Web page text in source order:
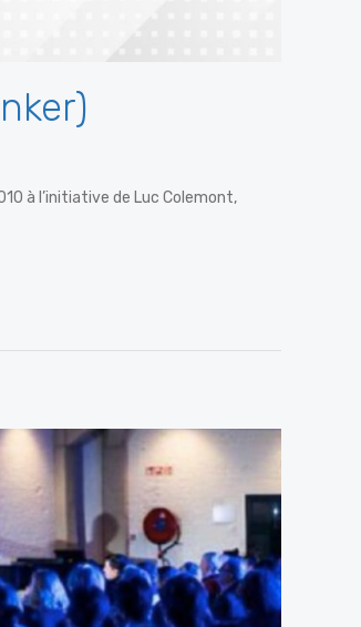
à l’initiative de Luc Colemont,